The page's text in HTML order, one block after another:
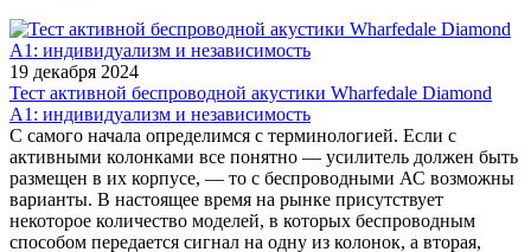
19 декабря 2024
Тест активной беспроводной акустики Wharfedale Diamond
A1: индивидуализм и независимость
С самого начала определимся с терминологией. Если с
активными колонками все понятно — усилитель должен быть
размещен в их корпусе, — то с беспроводными АС возможны
варианты. В настоящее время на рынке присутствует
некоторое количество моделей, в которых беспроводным
способом передается сигнал на одну из колонок, а вторая,